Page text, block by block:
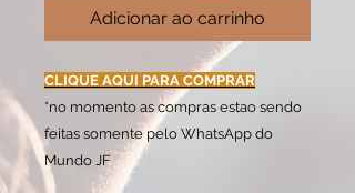
Adicionar ao carrinho
CLIQUE AQUI PARA COMPRAR
*no momento as compras estao sendo
feitas somente pelo WhatsApp do
Mundo JF